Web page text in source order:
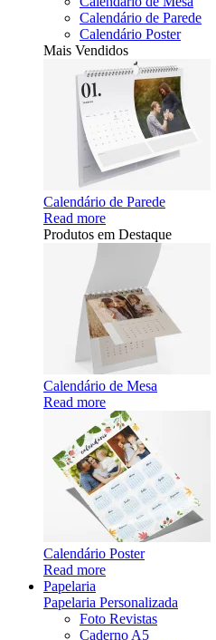
Calendário de Parede
Calendário Poster
Mais Vendidos
Calendário de Parede
Read more
Produtos em Destaque
Calendário de Mesa
Read more
Calendário Poster
Read more
Papelaria
Papelaria Personalizada
Foto Revistas
Caderno A5